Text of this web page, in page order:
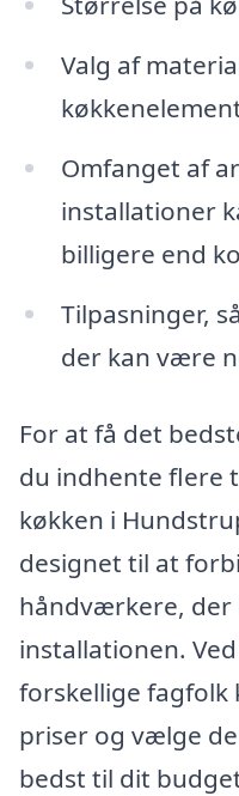
Valg af
Omfanget af
installationer
billigere end
Tilpasninger,
der kan være
For at få det
du indhente flere
køkken i
designet til at
håndværkere, der
installationen.
forskellige fagfolk
priser og vælge
bedst til dit